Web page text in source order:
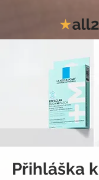
Přihláška k